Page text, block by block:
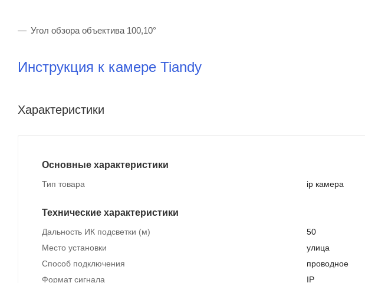
Угол обзора объектива 100,10°
Инструкция к камере Tiandy
Характеристики
Основные характеристики
Тип товара ip камера
Технические характеристики
Дальность ИК подсветки (м)
50
Место установки
улица
Способ подключения
проводное
Формат сигнала
IP